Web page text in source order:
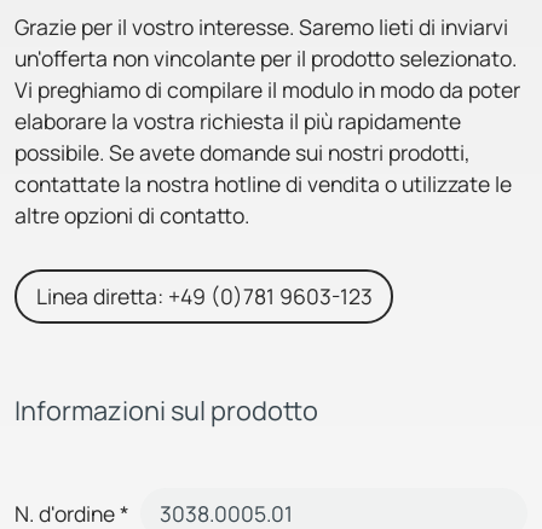
Grazie per il vostro interesse. Saremo lieti di inviarvi
un'offerta non vincolante per il prodotto selezionato.
Vi preghiamo di compilare il modulo in modo da poter
elaborare la vostra richiesta il più rapidamente
possibile. Se avete domande sui nostri prodotti,
contattate la nostra hotline di vendita o utilizzate le
altre opzioni di contatto.
Linea diretta: +49 (0)781 9603-123
Informazioni sul prodotto
N. d'ordine*